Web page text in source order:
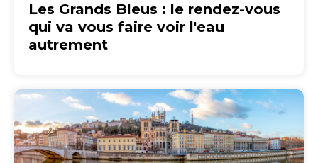
Les Grands Bleus : le rendez-vous
qui va vous faire voir l'eau
autrement